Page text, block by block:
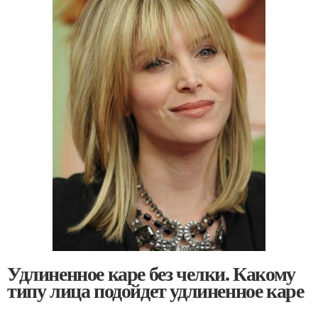
Удлиненное каре без челки. Какому
типу лица подойдет удлиненное каре